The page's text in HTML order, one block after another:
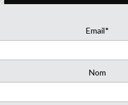
Email*
Nom